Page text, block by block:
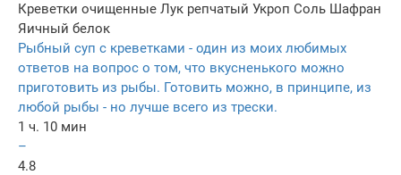
Креветки очищенные Лук репчатый Укроп Соль Шафран
Яичный белок
Рыбный суп с креветками - один из моих любимых
ответов на вопрос о том, что вкусненького можно
приготовить из рыбы. Готовить можно, в принципе, из
любой рыбы - но лучше всего из трески.
1 ч. 10 мин
–
4.8